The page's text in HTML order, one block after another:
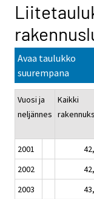
Avaa taulukko
suurempana
Vuosi ja
neljännes
Kaikki
2001
2002
2003